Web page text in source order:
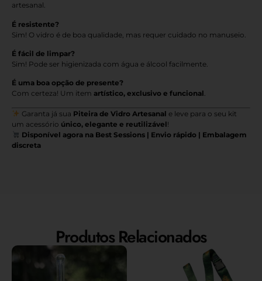
artesanal.
É resistente?
Sim! O vidro é de boa qualidade, mas requer cuidado no manuseio.
É fácil de limpar?
Sim! Pode ser higienizada com água e álcool facilmente.
É uma boa opção de presente?
Com certeza! Um item artístico, exclusivo e funcional.
Garanta já sua Piteira de Vidro Artesanal e leve para o seu kit
um acessório único, elegante e reutilizável!
Disponível agora na Best Sessions | Envio rápido | Embalagem
discreta
Produtos Relacionados